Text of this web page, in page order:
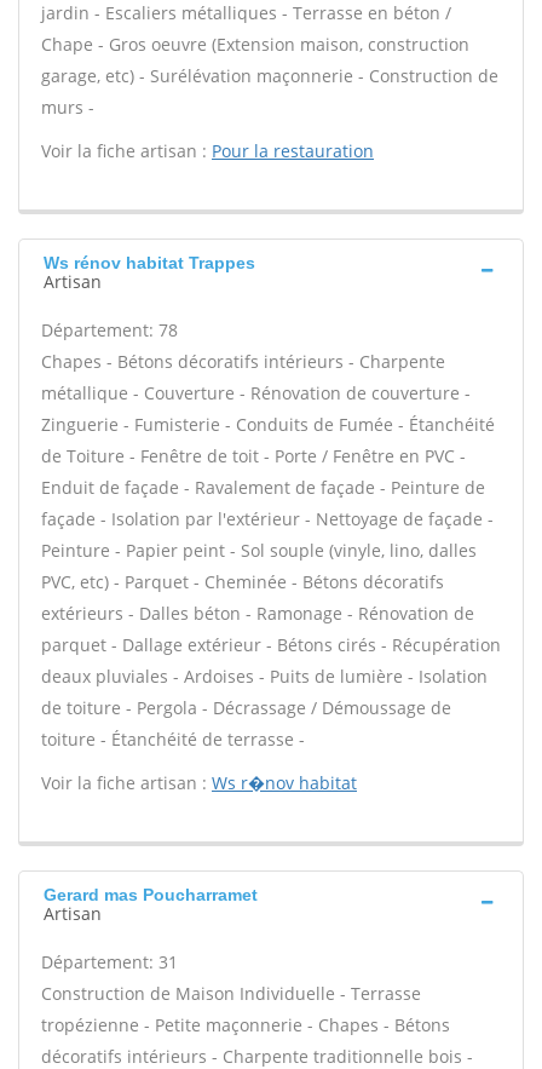
jardin - Escaliers métalliques - Terrasse en béton /
Chape - Gros oeuvre (Extension maison, construction
garage, etc) - Surélévation maçonnerie - Construction de
murs -
Voir la fiche artisan : Pour la restauration
Ws rénov habitat Trappes
Artisan
Département: 78
Chapes - Bétons décoratifs intérieurs - Charpente
métallique - Couverture - Rénovation de couverture -
Zinguerie - Fumisterie - Conduits de Fumée - Étanchéité
de Toiture - Fenêtre de toit - Porte / Fenêtre en PVC -
Enduit de façade - Ravalement de façade - Peinture de
façade - Isolation par l'extérieur - Nettoyage de façade -
Peinture - Papier peint - Sol souple (vinyle, lino, dalles
PVC, etc) - Parquet - Cheminée - Bétons décoratifs
extérieurs - Dalles béton - Ramonage - Rénovation de
parquet - Dallage extérieur - Bétons cirés - Récupération
deaux pluviales - Ardoises - Puits de lumière - Isolation
de toiture - Pergola - Décrassage / Démoussage de
toiture - Étanchéité de terrasse -
Voir la fiche artisan : Ws r�nov habitat
Gerard mas Poucharramet
Artisan
Département: 31
Construction de Maison Individuelle - Terrasse
tropézienne - Petite maçonnerie - Chapes - Bétons
décoratifs intérieurs - Charpente traditionnelle bois -